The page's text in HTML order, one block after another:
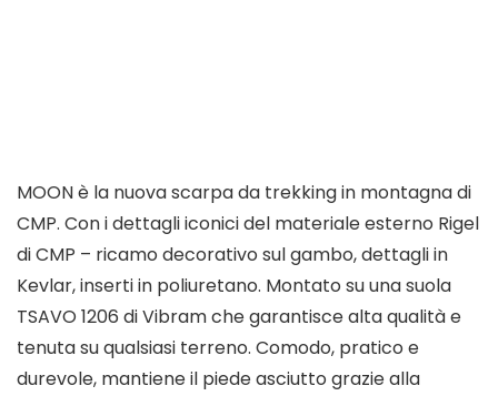
MOON è la nuova scarpa da trekking in montagna di
CMP. Con i dettagli iconici del materiale esterno Rigel
di CMP – ricamo decorativo sul gambo, dettagli in
Kevlar, inserti in poliuretano. Montato su una suola
TSAVO 1206 di Vibram che garantisce alta qualità e
tenuta su qualsiasi terreno. Comodo, pratico e
durevole, mantiene il piede asciutto grazie alla